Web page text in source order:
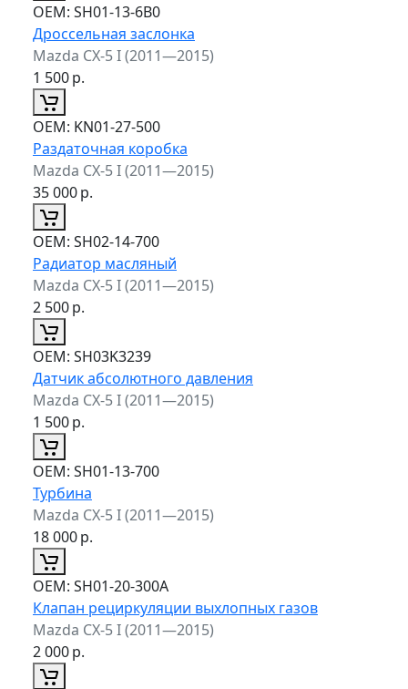
ОЕМ: SH01-13-6B0
Дроссельная заслонка
Mazda CX-5 I (2011—2015)
1 500р.
ОЕМ: KN01-27-500
Раздаточная коробка
Mazda CX-5 I (2011—2015)
35 000р.
ОЕМ: SH02-14-700
Радиатор масляный
Mazda CX-5 I (2011—2015)
2 500р.
ОЕМ: SH03K3239
Датчик абсолютного давления
Mazda CX-5 I (2011—2015)
1 500р.
ОЕМ: SH01-13-700
Турбина
Mazda CX-5 I (2011—2015)
18 000р.
ОЕМ: SH01-20-300A
Клапан рециркуляции выхлопных газов
Mazda CX-5 I (2011—2015)
2 000р.